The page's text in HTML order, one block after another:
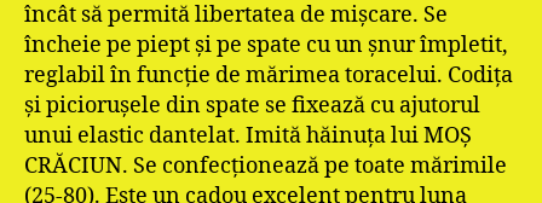
încât să permită libertatea de mişcare. Se
încheie pe piept şi pe spate cu un şnur împletit,
reglabil în funcţie de mărimea toracelui. Codiţa
şi picioruşele din spate se fixează cu ajutorul
unui elastic dantelat. Imită hăinuţa lui MOŞ
CRĂCIUN. Se confecţionează pe toate mărimile
(25-80). Este un cadou excelent pentru luna